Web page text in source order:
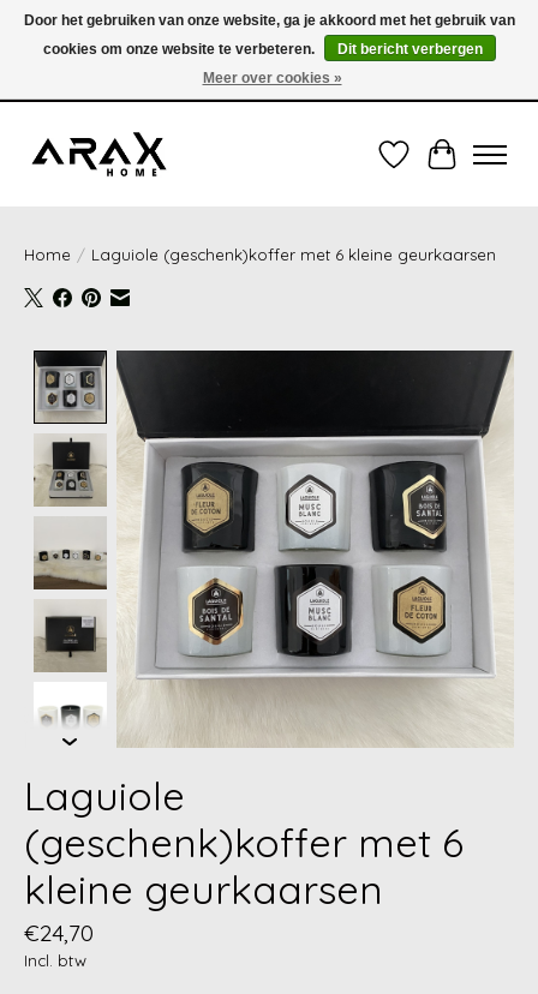
VERZENDING TUSSEN 1 en 3 WERKDAGEN - GRATIS VERZENDING VANAF 35,00€
(onder de 35,00€ = 3,95€ verzendkosten) OF OPHALEN IN DE WINKEL OOK
Verlanglijst
Home / Laguiole (geschenk)koffer met 6 kleine geurkaarsen
Product image slideshow Items
Laguiole
(geschenk)koffer met 6
kleine geurkaarsen
€24,70
Incl. btw
Door het gebruiken van onze website, ga je akkoord met het gebruik van
cookies om onze website te verbeteren.
Dit bericht verbergen
Meer over cookies »